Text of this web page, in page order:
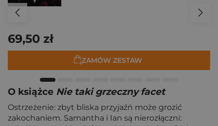
69,50 zł
ZAMÓW ZESTAW
O książce Nie taki grzeczny facet
Ostrzeżenie: zbyt bliska przyjaźń może grozić
zakochaniem. Samantha i Ian są nierozłączni: